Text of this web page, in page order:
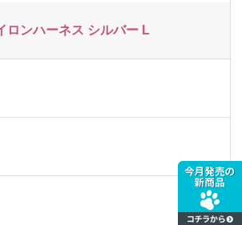
ロンハーネス シルバー L